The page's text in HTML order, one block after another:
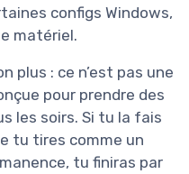
configs Windows,
matériel.
plus : ce n’est pas une
pour prendre des
les soirs. Si tu la fais
tu tires comme un
tu finiras par